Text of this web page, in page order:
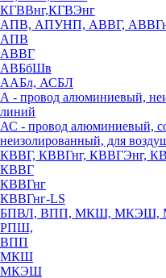
КГВВнг,КГВЭнг
АПВ, АПУНП, АВВГ,
АПВ
АВВГ
АВБбШв
ААБл, АСБЛ
А - провод алюминиевый,
линий
АС - провод алюминиевый,
неизолированный, для
КВВГ, КВВГнг, КВВГЭнг,
КВВГ
КВВГнг
КВВГнг-LS
БПВЛ, ВПП, МКШ, МКЭШ,
РПШ,
ВПП
МКШ
МКЭШ